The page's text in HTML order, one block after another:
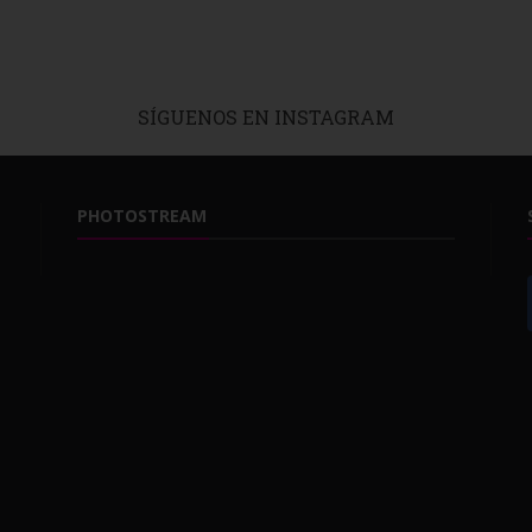
SÍGUENOS EN INSTAGRAM
PHOTOSTREAM